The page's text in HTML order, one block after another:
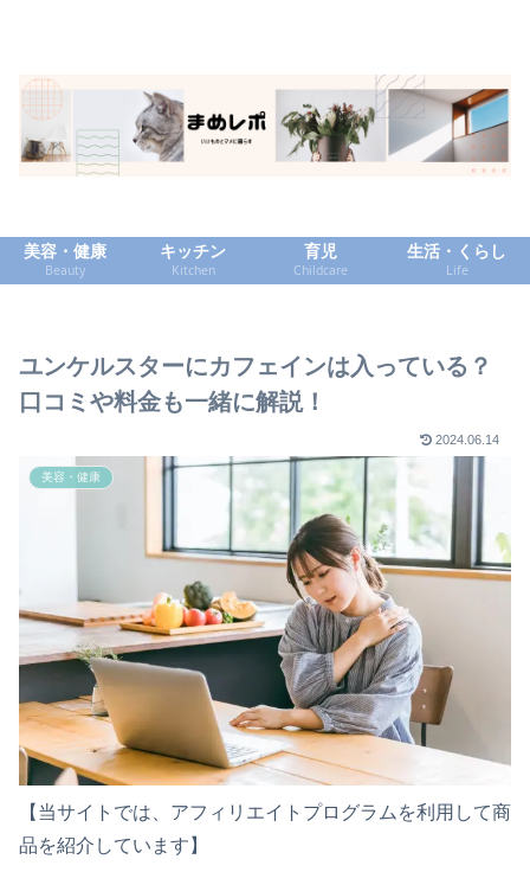
美容・健康
Beauty
キッチン
Kitchen
育児
Childcare
生活・くらし
Life
ユンケルスターにカフェインは入っている？
口コミや料金も一緒に解説！
2024.06.14
美容・健康
【当サイトでは、アフィリエイトプログラムを利用して商
品を紹介しています】